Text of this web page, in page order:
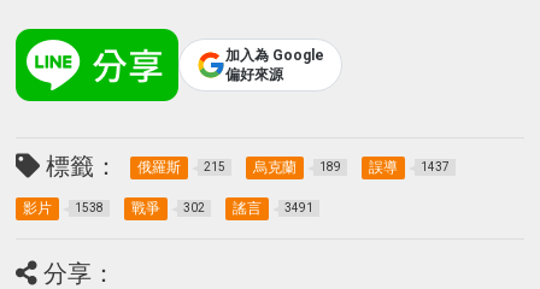
加入為 Google
偏好來源
標籤： 俄羅斯 215 烏克蘭 189 誤導 1437
影片 1538 戰爭 302 謠言 3491
分享：